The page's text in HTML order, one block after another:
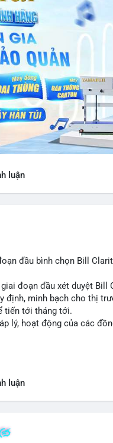
luận
đầu bình chọn Bill
đoạn đầu xét duyệt Bill
định, minh bạch cho thị
tiến tới tháng tới.
lý, hoạt động của các
luận